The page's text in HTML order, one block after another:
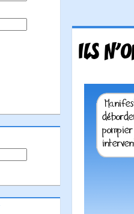
ILS